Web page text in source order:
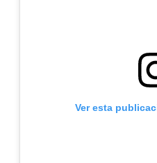
Ver esta